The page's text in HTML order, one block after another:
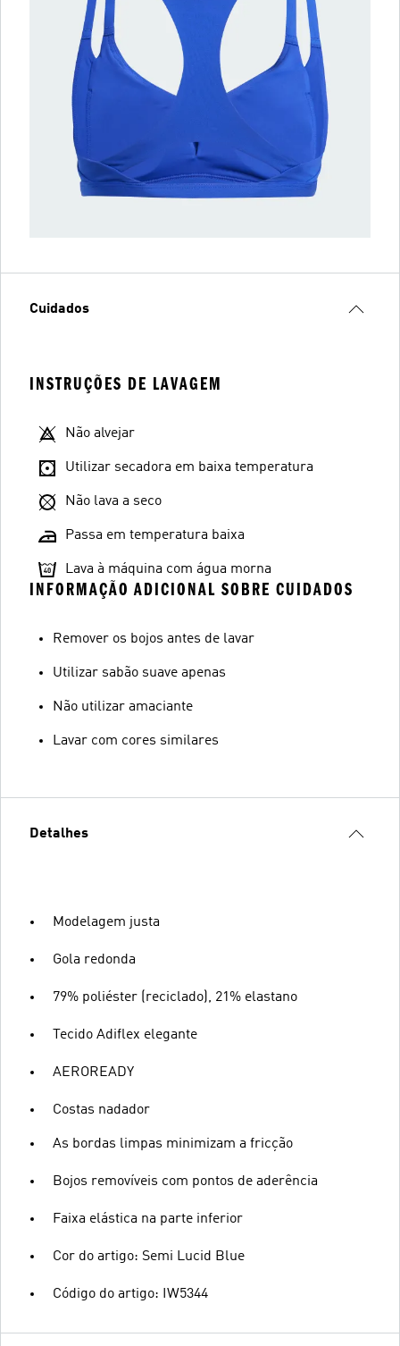
Cuidados
INSTRUÇÕES DE LAVAGEM
Não alvejar
Utilizar secadora em baixa temperatura
Não lava a seco
Passa em temperatura baixa
Lava à máquina com água morna
INFORMAÇÃO ADICIONAL SOBRE CUIDADOS
Remover os bojos antes de lavar
Utilizar sabão suave apenas
Não utilizar amaciante
Lavar com cores similares
Detalhes
Modelagem justa
Gola redonda
79% poliéster (reciclado), 21% elastano
Tecido Adiflex elegante
AEROREADY
Costas nadador
As bordas limpas minimizam a fricção
Bojos removíveis com pontos de aderência
Faixa elástica na parte inferior
Cor do artigo: Semi Lucid Blue
Código do artigo: IW5344